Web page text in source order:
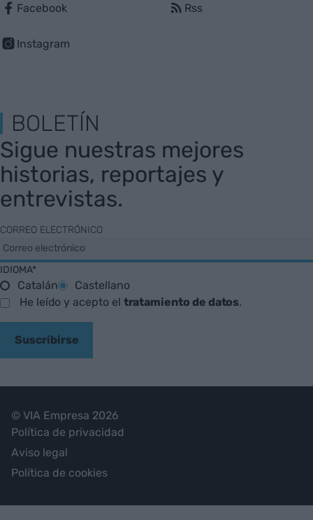
Facebook
Instagram
Rss
BOLETÍN
Sigue nuestras mejores
historias, reportajes y
entrevistas.
CORREO ELECTRÓNICO
IDIOMA*
Catalán
Castellano
He leído y acepto el tratamiento de datos.
Suscribirse
© VIA Empresa 2026
Política de privacidad
Aviso legal
Política de cookies